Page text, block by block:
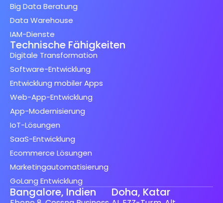
Big Data Beratung
Data Warehouse
IAM-Dienste
Technische Fähigkeiten
Digitale Transformation
Software-Entwicklung
Entwicklung mobiler Apps
Web-App-Entwicklung
App-Modernisierung
IoT-Lösungen
SaaS-Entwicklung
Ecommerce Lösungen
Marketingautomatisierung
GoLang Entwicklung
Bangalore, Indien Doha, Katar